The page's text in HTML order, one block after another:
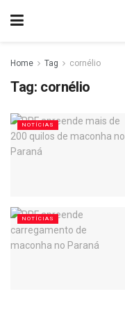
Home Tag cornélio
Tag: cornélio
NOTÍCIAS
NOTÍCIAS